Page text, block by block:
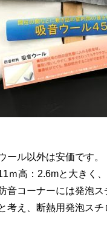
ール以外は安価です。
ｍ高：2.6mと大きく
音コーナーには発泡
考え、断熱用発泡ス